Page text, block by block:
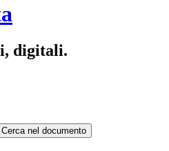
digitali.
Cerca nel documento